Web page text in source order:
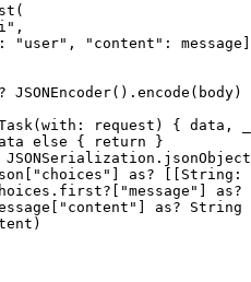
"user", "content":
JSONEncoder().encode(body)
request) { data,
else { return }
as? [[String:
as?
as? String